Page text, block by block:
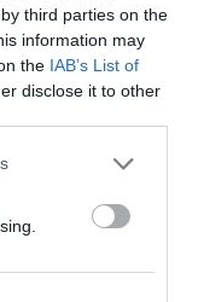
third parties on the
information may
the IAB’s List of
disclose it to other
(18), sabre(15) ,